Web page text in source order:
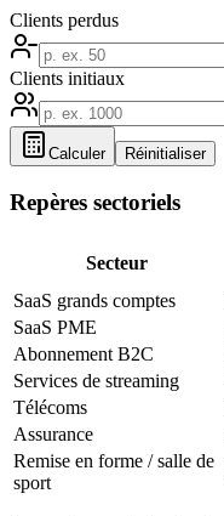
Clients perdus
Clients initiaux
Calculer Réinitialiser
Repères sectoriels
Secteur
SaaS grands comptes
SaaS PME
Abonnement B2C
Services de streaming
Télécoms
Assurance
Remise en forme / salle de
sport